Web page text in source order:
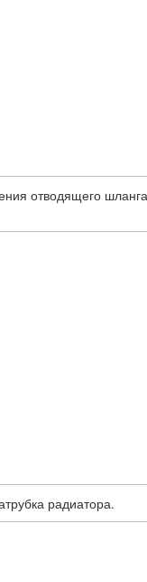
отводящего
радиатора.